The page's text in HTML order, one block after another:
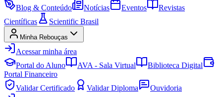
Blog & Conteúdo
Notícias Eventos
Revistas
Científicas
Scientific Brasil
Minha Rebouças
Acessar minha área
Portal do Aluno
AVA - Sala Virtual
Biblioteca Digital
Portal Financeiro
Validar Certificado
Validar Diploma
Ouvidoria